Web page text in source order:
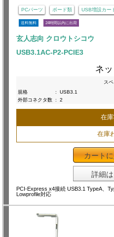
PCパーツ ボード類 USB増設カー
送料無料 24時間以内に出荷
玄人志向 クロウトシコウ
USB3.1AC-P2-PCIE3
ネッ
ス
規格
:
USB3.1
外部コネクタ数 : 2
在
在庫
カート
詳細
PCI-Express x4接続 USB3.1 TypeA、
Lowprofile対応